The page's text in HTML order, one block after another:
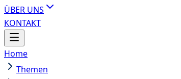
ÜBER UNS
KONTAKT
Home
Themen